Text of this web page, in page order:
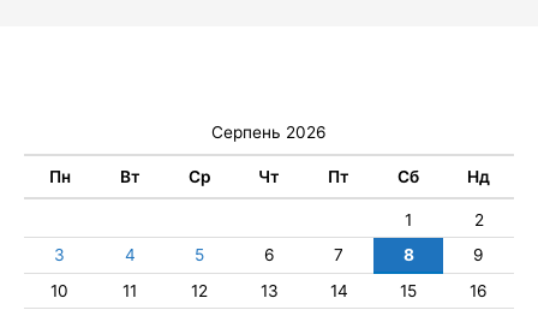
Серпень 2026
Пн Вт Ср Чт Пт Сб Нд
1
2
3
4 5 6 7 8
9
10
11 12 13 14 15
16